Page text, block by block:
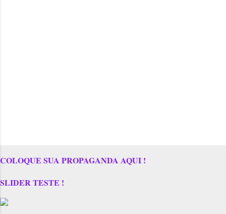
COLOQUE SUA PROPAGANDA AQUI !
SLIDER TESTE !